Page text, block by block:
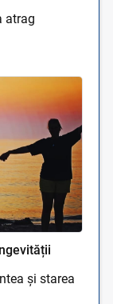
atrag
și starea